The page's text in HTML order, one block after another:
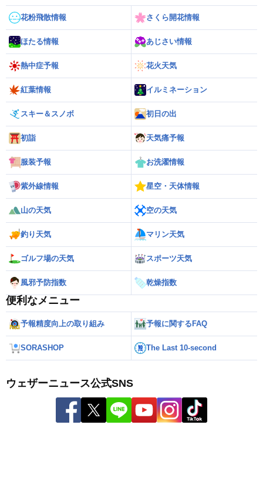
花粉飛散情報 さくら開花情報
ほたる情報 あじさい情報
熱中症予報 花火天気
紅葉情報 イルミネーション
スキー＆スノボ 初日の出
初詣 天気痛予報
服装予報 お洗濯情報
紫外線情報 星空・天体情報
山の天気 空の天気
釣り天気 マリン天気
ゴルフ場の天気 スポーツ天気
風邪予防指数 乾燥指数
便利なメニュー
予報精度向上の取り組み 予報に関するFAQ
SORASHOP The Last 10-second
ウェザーニュース公式SNS